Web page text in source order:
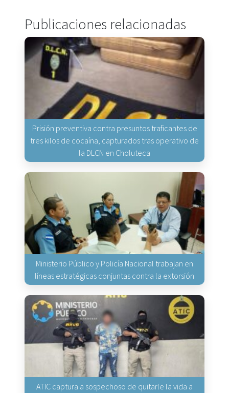
Publicaciones relacionadas
Prisión preventiva contra presuntos traficantes de
tres kilos de cocaína, capturados tras operativo de
la DLCN en Choluteca
Ministerio Público y Policía Nacional trabajan en
líneas estratégicas conjuntas contra la extorsión
ATIC captura a sospechoso de quitarle la vida a